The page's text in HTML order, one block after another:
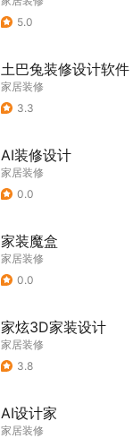
5.0
土巴兔装修设计软件
家居装修
3.3
AI装修设计
家居装修
0.0
家装魔盒
家居装修
0.0
家炫3D家装设计
家居装修
3.8
AI设计家
家居装修